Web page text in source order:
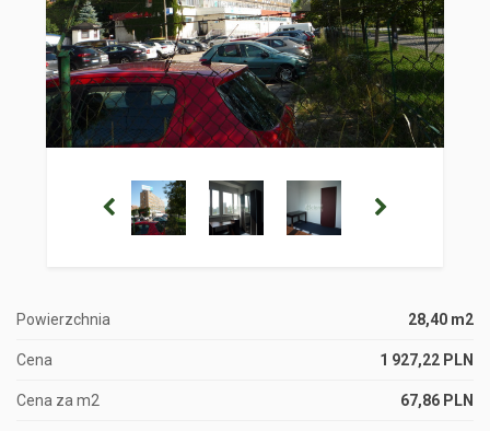
Powierzchnia 28,40 m2
Cena 1 927,22 PLN
Cena za m2 67,86 PLN